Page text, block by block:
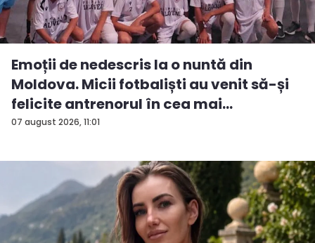
07 august 2026, 11:01
Emoții de nedescris la o nuntă din
Moldova. Micii fotbaliști au venit să-și
felicite antrenorul în cea mai
importan...